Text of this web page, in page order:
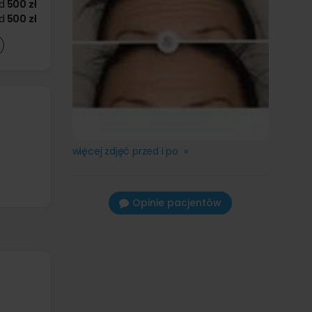
500 zł
500 zł
więcej zdjęć przed i po »
Opinie pacjentów